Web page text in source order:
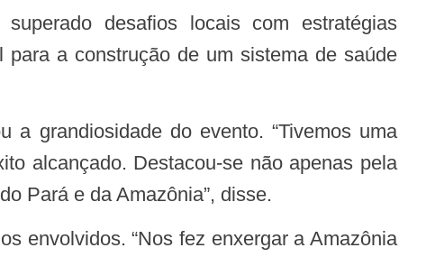
a construção de um sistema de saúde
alcançado. Destacou-se não apenas pela
Pará e da Amazônia”, disse.